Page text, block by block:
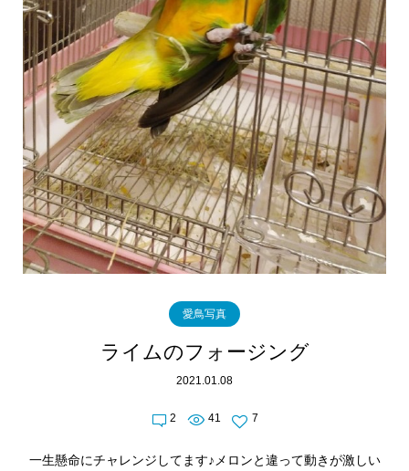
愛鳥写真
ライムのフォージング
2021.01.08
2 41 7
一生懸命にチャレンジしてます♪メロンと違って動きが激しい